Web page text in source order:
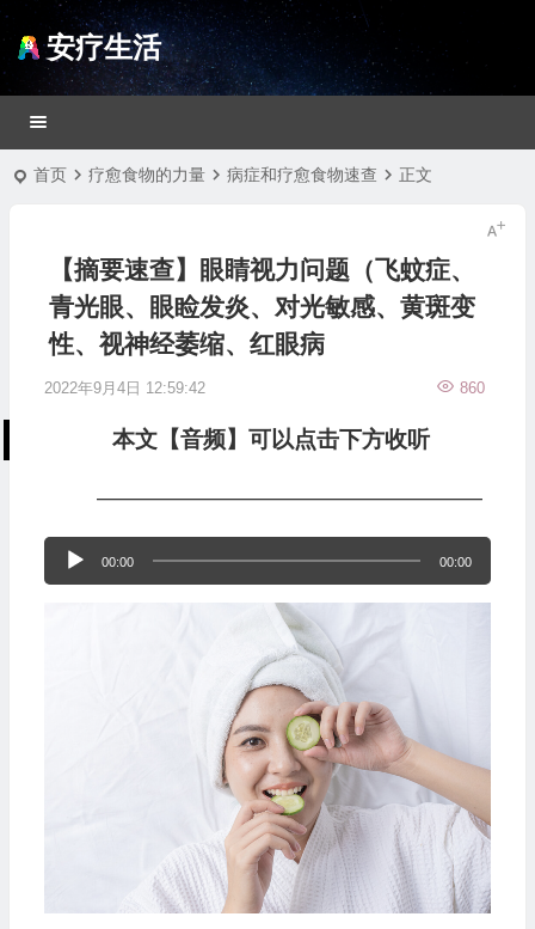
安疗生活
首页 疗愈食物的力量 病症和疗愈食物速查 正文
【摘要速查】眼睛视力问题（飞蚊症、
青光眼、眼睑发炎、对光敏感、黄斑变
性、视神经萎缩、红眼病
2022年9月4日 12:59:42 860
本文【音频】可以点击下方收听
—————————————————
频
00:00 00:00